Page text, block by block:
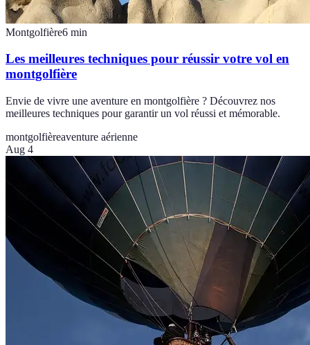
Montgolfière6 min
Les meilleures techniques pour réussir votre vol en
montgolfière
Envie de vivre une aventure en montgolfière ? Découvrez nos
meilleures techniques pour garantir un vol réussi et mémorable.
montgolfièreaventure aérienne
Aug 4